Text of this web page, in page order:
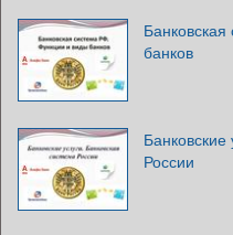
банков
Банковские
России